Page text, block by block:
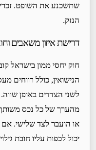
שתשכנע את השופט. זכרי,
הנזק.
דרישת איזון משאבים
חוק יחסי ממון בישראל
הנישואין, כולל רווחים
לשני הצדדים באופן
מהערך של כל נכס
או הועבר לצד שלישי.
יכול לכפות עליו חובת